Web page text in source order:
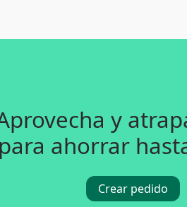
y
para ahorrar
Crear pedido